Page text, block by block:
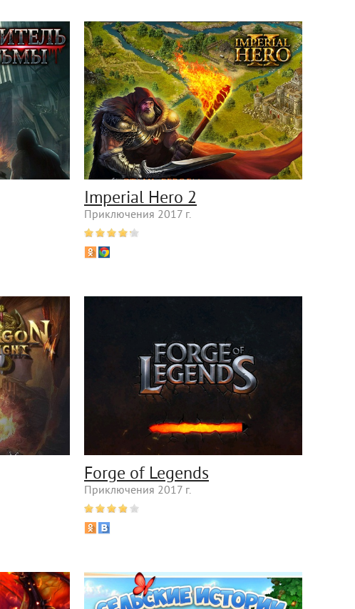
Imperial Hero 2
Приключения 2017 г.
Forge of Legends
Приключения 2017 г.